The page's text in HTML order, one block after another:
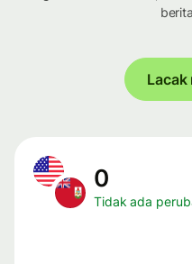
Lacak
0
Tidak ada